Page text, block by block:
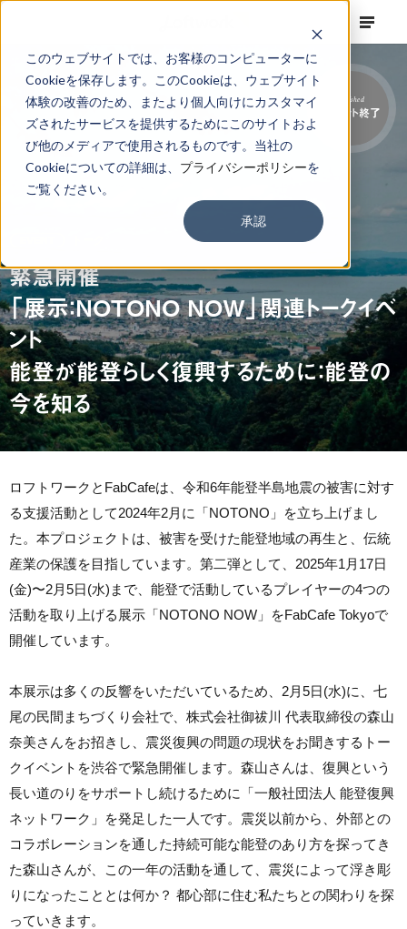
このウェブサイトでは、お客様のコンピューターに
Cookieを保存します。このCookieは、ウェブサイト
体験の改善のため、またより個人向けにカスタマイ
ズされたサービスを提供するためにこのサイトおよ
び他のメディアで使用されるものです。当社の
Cookieについての詳細は、 プライバシーポリシーを
ご覧ください。
承認
緊急開催
「展示：NOTONO NOW」関連トークイベ
ント
能登が能登らしく復興するために：能登の
今を知る
Finished
イベント終了
ロフトワークとFabCafeは、令和6年能登半島地震の被害に対す
る支援活動として2024年2月に「NOTONO」を立ち上げまし
た。本プロジェクトは、被害を受けた能登地域の再生と、伝統
産業の保護を目指しています。第二弾として、2025年1月17日
(金)〜2月5日(水)まで、能登で活動しているプレイヤーの4つの
活動を取り上げる展示「NOTONO NOW」をFabCafe Tokyoで
開催しています。
本展示は多くの反響をいただいているため、2月5日(水)に、七
尾の民間まちづくり会社で、株式会社御祓川 代表取締役の森山
奈美さんをお招きし、震災復興の問題の現状をお聞きするトー
クイベントを渋谷で緊急開催します。森山さんは、復興という
長い道のりをサポートし続けるために「一般社団法人 能登復興
ネットワーク」を発足した一人です。震災以前から、外部との
コラボレーションを通した持続可能な能登のあり方を探ってき
た森山さんが、この一年の活動を通して、震災によって浮き彫
りになったこととは何か？ 都心部に住む私たちとの関わりを探
っていきます。